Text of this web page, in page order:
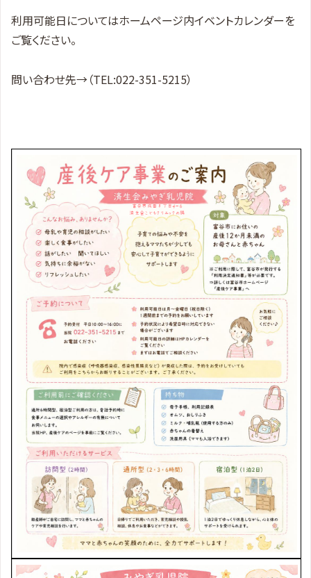
利用可能日についてはホームページ内イベントカレンダーを
ご覧ください。
問い合わせ先→（TEL:022-351-5215）